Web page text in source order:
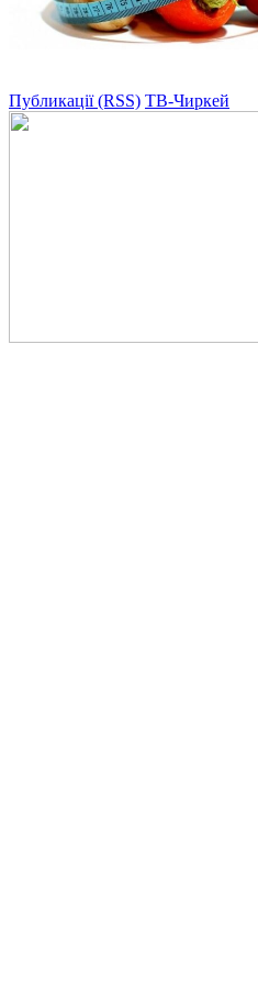
Публикації (RSS) ТВ-Чиркей